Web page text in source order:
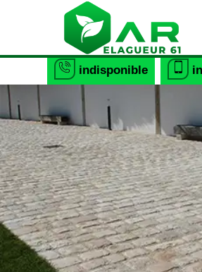
indisponible